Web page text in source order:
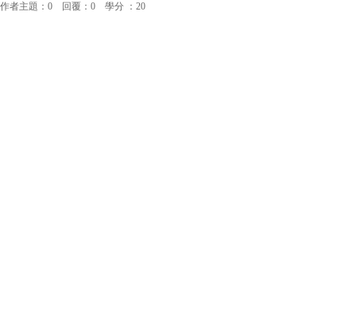
作者主題：0 回覆：0 學分 ：20